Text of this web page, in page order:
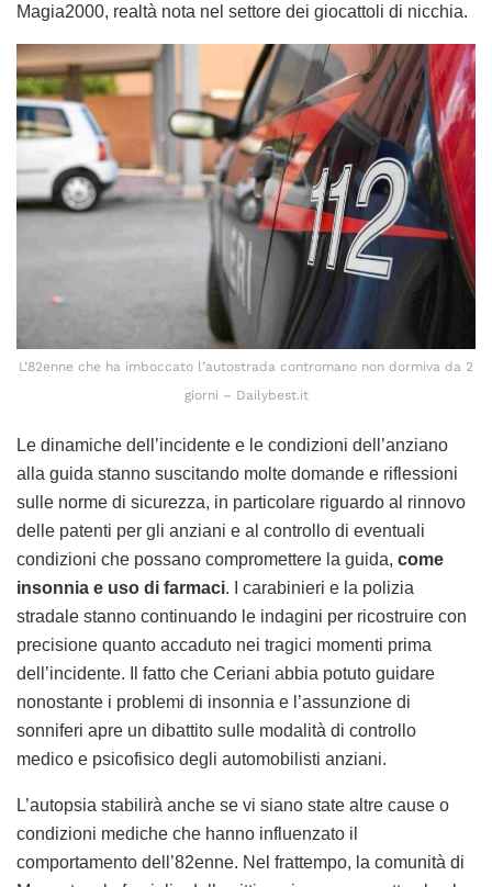
Magia2000, realtà nota nel settore dei giocattoli di nicchia.
L’82enne che ha imboccato l’autostrada contromano non dormiva da 2
giorni – Dailybest.it
Le dinamiche dell’incidente e le condizioni dell’anziano
alla guida stanno suscitando molte domande e riflessioni
sulle norme di sicurezza, in particolare riguardo al rinnovo
delle patenti per gli anziani e al controllo di eventuali
condizioni che possano compromettere la guida, come
insonnia e uso di farmaci. I carabinieri e la polizia
stradale stanno continuando le indagini per ricostruire con
precisione quanto accaduto nei tragici momenti prima
dell’incidente. Il fatto che Ceriani abbia potuto guidare
nonostante i problemi di insonnia e l’assunzione di
sonniferi apre un dibattito sulle modalità di controllo
medico e psicofisico degli automobilisti anziani.
L’autopsia stabilirà anche se vi siano state altre cause o
condizioni mediche che hanno influenzato il
comportamento dell’82enne. Nel frattempo, la comunità di